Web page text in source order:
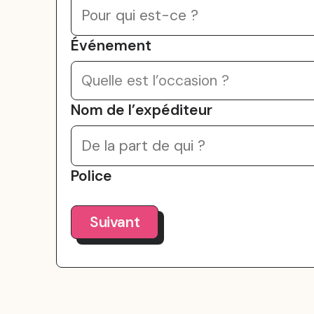
Événement
Quelle est l’occasion ?
Nom de l’expéditeur
Police
Suivant